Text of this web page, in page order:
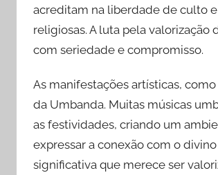
acreditam na liberdade de culto
religiosas. A luta pela
com seriedade e compromisso.
As manifestações artísticas,
da Umbanda. Muitas músicas
as festividades, criando um
expressar a conexão com o
significativa que merece ser